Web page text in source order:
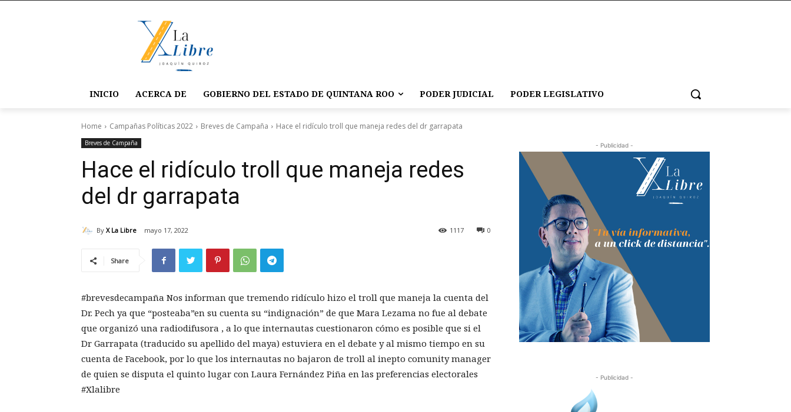
INICIO ACERCA DE GOBIERNO DEL ESTADO DE QUINTANA ROO PODER JUDICIAL PODER LEGISLATIVO
Home Campañas Políticas 2022 Breves de Campaña Hace el ridículo troll que maneja redes del dr garrapata
Breves de Campaña
Hace el ridículo troll que maneja redes
del dr garrapata
By X La Libre mayo 17, 2022 0
1117
Share
#brevesdecampaña Nos informan que tremendo ridículo hizo el troll que maneja la cuenta del
Dr. Pech ya que “posteaba”en su cuenta su “indignación” de que Mara Lezama no fue al debate
que organizó una radiodifusora , a lo que internautas cuestionaron cómo es posible que si el
Dr Garrapata (traducido su apellido del maya) estuviera en el debate y al mismo tiempo en su
cuenta de Facebook, por lo que los internautas no bajaron de troll al inepto comunity manager
de quien se disputa el quinto lugar con Laura Fernández Piña en las preferencias electorales
#Xlalibre
- Publicidad -
- Publicidad -